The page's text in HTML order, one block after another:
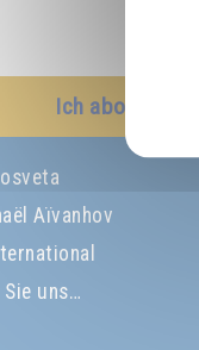
Ich abonniere
Aïvanhov
Sie uns…